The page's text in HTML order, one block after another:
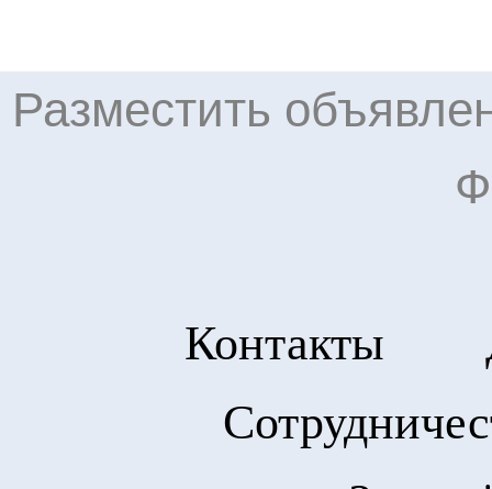
Разместить
Контакты